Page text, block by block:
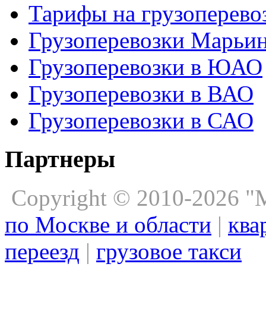
Тарифы на
Грузоперевозки
Грузоперевозки в ЮАО
Грузоперевозки в ВАО
Грузоперевозки в САО
Партнеры
Copyright © 2010-2026
по Москве и области |
переезд | грузовое такси